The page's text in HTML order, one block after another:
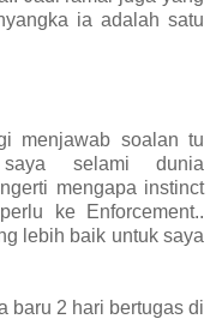
ia adalah satu
menjawab soalan tu
selami dunia
mengapa instinct
ke Enforcement..
lebih baik untuk saya
baru 2 hari bertugas di